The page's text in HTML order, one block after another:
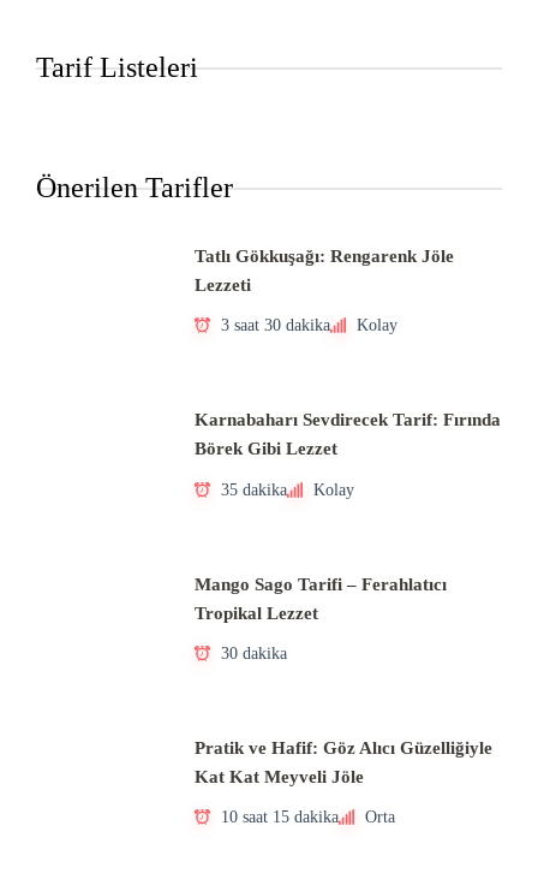
Tarif Listeleri
Önerilen Tarifler
Tatlı Gökkuşağı: Rengarenk Jöle
Lezzeti
3 saat 30 dakika Kolay
Karnabaharı Sevdirecek Tarif: Fırında
Börek Gibi Lezzet
35 dakika Kolay
Mango Sago Tarifi – Ferahlatıcı
Tropikal Lezzet
30 dakika
Pratik ve Hafif: Göz Alıcı Güzelliğiyle
Kat Kat Meyveli Jöle
10 saat 15 dakika Orta